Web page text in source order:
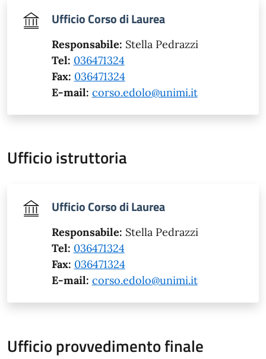
Ufficio Corso di Laurea
Responsabile: Stella Pedrazzi
Tel: 036471324
Fax: 036471324
E-mail: corso.edolo@unimi.it
Ufficio istruttoria
Ufficio Corso di Laurea
Responsabile: Stella Pedrazzi
Tel: 036471324
Fax: 036471324
E-mail: corso.edolo@unimi.it
Ufficio provvedimento finale